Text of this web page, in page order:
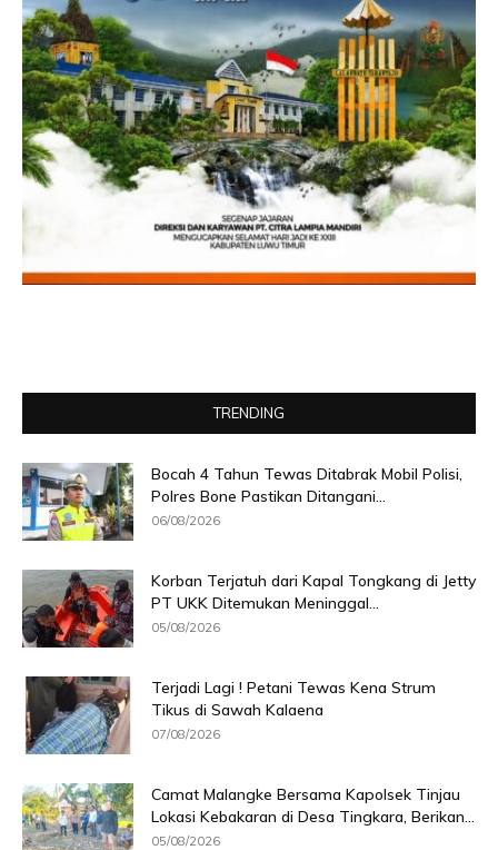
TRENDING
Bocah 4 Tahun Tewas Ditabrak Mobil Polisi,
Polres Bone Pastikan Ditangani...
06/08/2026
Korban Terjatuh dari Kapal Tongkang di Jetty
PT UKK Ditemukan Meninggal...
05/08/2026
Terjadi Lagi ! Petani Tewas Kena Strum
Tikus di Sawah Kalaena
07/08/2026
Camat Malangke Bersama Kapolsek Tinjau
Lokasi Kebakaran di Desa Tingkara, Berikan...
05/08/2026